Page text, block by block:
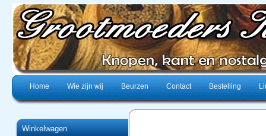
Home Wie zijn wij Beurzen Contact Bestelling
Winkelwagen